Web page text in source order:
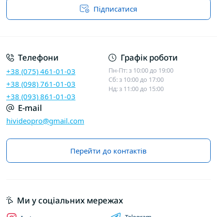
Підписатися
Телефони
+38 (075) 461-01-03
+38 (098) 761-01-03
+38 (093) 861-01-03
Графік роботи
Пн-Пт: з 10:00 до 19:00
Сб: з 10:00 до 17:00
Нд: з 11:00 до 15:00
E-mail
hivideopro@gmail.com
Перейти до контактів
Ми у соціальних мережах